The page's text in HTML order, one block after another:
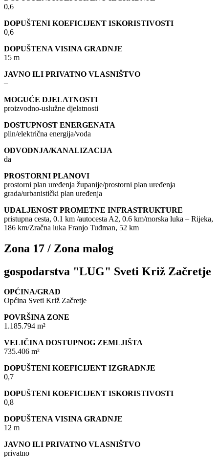
0,6
DOPUŠTENI KOEFICIJENT ISKORISTIVOSTI
0,6
DOPUŠTENA VISINA GRADNJE
15 m
JAVNO ILI PRIVATNO VLASNIŠTVO
–
MOGUĆE DJELATNOSTI
proizvodno-uslužne djelatnosti
DOSTUPNOST ENERGENATA
plin/električna energija/voda
ODVODNJA/KANALIZACIJA
da
PROSTORNI PLANOVI
prostorni plan uređenja županije/prostorni plan uređenja
grada/urbanistički plan uređenja
UDALJENOST PROMETNE INFRASTRUKTURE
pristupna cesta, 0.1 km /autocesta A2, 0.6 km/morska luka – Rijeka,
186 km/Zračna luka Franjo Tuđman, 52 km
Zona 17 / Zona malog
gospodarstva "LUG" Sveti Križ Začretje
OPĆINA/GRAD
Općina Sveti Križ Začretje
POVRŠINA ZONE
1.185.794 m²
VELIČINA DOSTUPNOG ZEMLJIŠTA
735.406 m²
DOPUŠTENI KOEFICIJENT IZGRADNJE
0,7
DOPUŠTENI KOEFICIJENT ISKORISTIVOSTI
0,8
DOPUŠTENA VISINA GRADNJE
12 m
JAVNO ILI PRIVATNO VLASNIŠTVO
privatno